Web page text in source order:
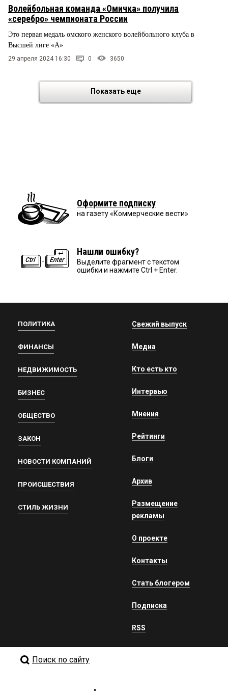
Волейбольная команда «Омичка» получила
«серебро» чемпионата России
Это первая медаль омского женского волейбольного клуба в
Высшей лиге «А»
29 апреля 2024 16:30 0 3650
Показать еще
Оформите подписку
на газету «Коммерческие вести»
Нашли ошибку?
Выделите фрагмент с текстом
ошибки и нажмите Ctrl + Enter.
ПОЛИТИКА
ФИНАНСЫ
НЕДВИЖИМОСТЬ
БИЗНЕС
ОБЩЕСТВО
ЗАКОН
НОВОСТИ КОМПАНИЙ
ПРОИСШЕСТВИЯ
СТИЛЬ ЖИЗНИ
Свежий выпуск
Медиа
Кто есть кто
Интервью
Мнения
Рейтинги
Блоги
Архив
Размещение
рекламы
О проекте
Контакты
Стать блогером
Подписка
RSS
Поиск по сайту